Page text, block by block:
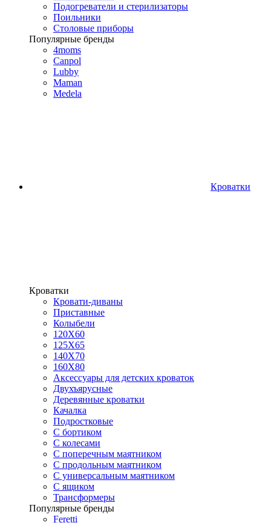
Подогреватели и стерилизаторы
Поильники
Столовые приборы
Популярные бренды
4moms
Canpol
Lubby
Maman
Medela
Кроватки
Кроватки
Кровати-диваны
Приставные
Колыбели
120Х60
125X65
140Х70
160Х80
Аксессуары для детских кроваток
Двухъярусные
Деревянные кроватки
Качалка
Подростковые
С бортиком
С колесами
С поперечным маятником
С продольным маятником
С универсальным маятником
С ящиком
Трансформеры
Популярные бренды
Feretti